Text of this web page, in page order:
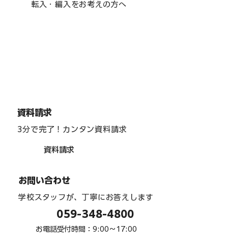
転入・編入をお考えの方へ
資料請求
3分で完了！カンタン資料請求
資料請求
お問い合わせ
学校スタッフが、丁寧にお答えします
059-348-4800
お電話受付時間：9:00〜17:00